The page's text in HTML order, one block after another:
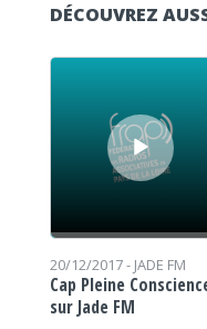
DÉCOUVREZ
Lecteur audio
20/12/2017 - JADE FM
Cap Pleine
sur Jade FM